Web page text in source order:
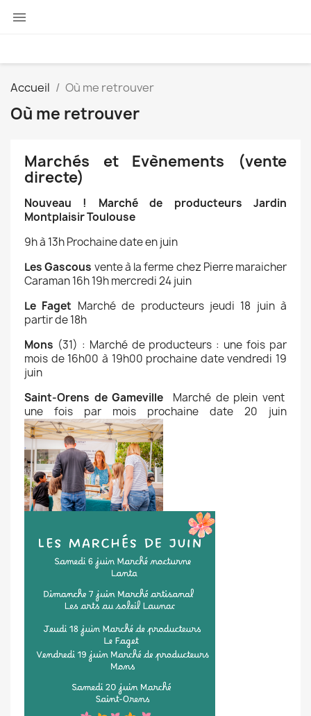

Accueil Où me retrouver
Où me retrouver
Marchés et Evènements (vente
directe)
Nouveau ! Marché de producteurs Jardin
Montplaisir Toulouse
9h à 13h Prochaine date en juin
Les Gascous vente à la ferme chez Pierre maraicher
Caraman 16h 19h mercredi 24 juin
Le Faget Marché de producteurs jeudi 18 juin à
partir de 18h
Mons (31) : Marché de producteurs : une fois par
mois de 16h00 à 19h00 prochaine date vendredi 19
juin
Saint-Orens de Gameville
Marché de plein vent
une fois par mois prochaine date 20 juin